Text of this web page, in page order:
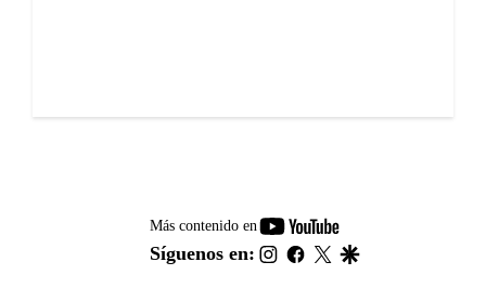
Más contenido en
youtube-
footer
Síguenos en: instagram
facebook
twitter